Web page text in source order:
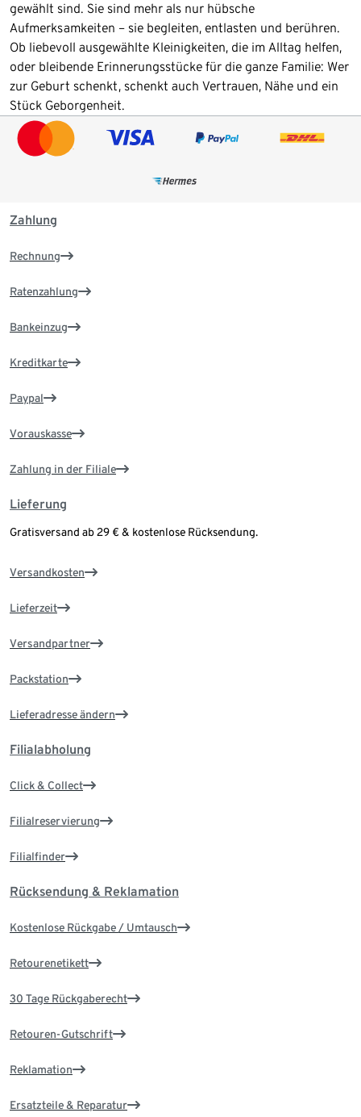
gewählt sind. Sie sind mehr als nur hübsche
Aufmerksamkeiten – sie begleiten, entlasten und berühren.
Ob liebevoll ausgewählte Kleinigkeiten, die im Alltag helfen,
oder bleibende Erinnerungsstücke für die ganze Familie: Wer
zur Geburt schenkt, schenkt auch Vertrauen, Nähe und ein
Stück Geborgenheit.
Zahlung
Rechnung
Ratenzahlung
Bankeinzug
Kreditkarte
Paypal
Vorauskasse
Zahlung in der Filiale
Lieferung
Gratisversand ab 29 € & kostenlose Rücksendung.
Versandkosten
Lieferzeit
Versandpartner
Packstation
Lieferadresse ändern
Filialabholung
Click & Collect
Filialreservierung
Filialfinder
Rücksendung & Reklamation
Kostenlose Rückgabe / Umtausch
Retourenetikett
30 Tage Rückgaberecht
Retouren-Gutschrift
Reklamation
Ersatzteile & Reparatur